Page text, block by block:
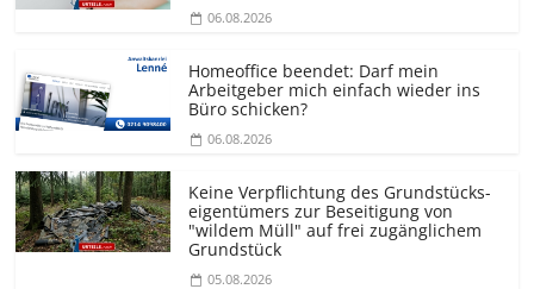
06.08.2026
Homeoffice beendet: Darf mein
Arbeitgeber mich einfach wieder ins
Büro schicken?
06.08.2026
Keine Verpflichtung des Grundstücks­
eigentümers zur Beseitigung von
"wildem Müll" auf frei zugänglichem
Grundstück
05.08.2026